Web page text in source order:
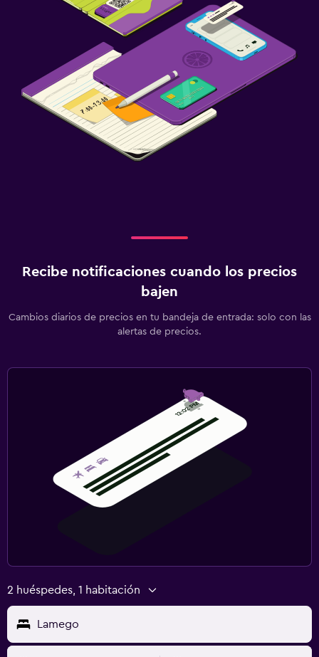
Traslado al aeropuerto (con cargos)
Estacionamiento gratuito
Estacionamiento privado
Carga de vehículos eléctricos
Habitación
Camas extralargas (+2 m)
Lavandería
Servicios de lavandería/tintorería
Zona de trabajo
Fax/fotocopiadora
Recibe notificaciones cuando los precios
bajen
Cambios diarios de precios en tu bandeja de entrada: solo con las
alertas de precios.
2 huéspedes, 1 habitación
Lamego